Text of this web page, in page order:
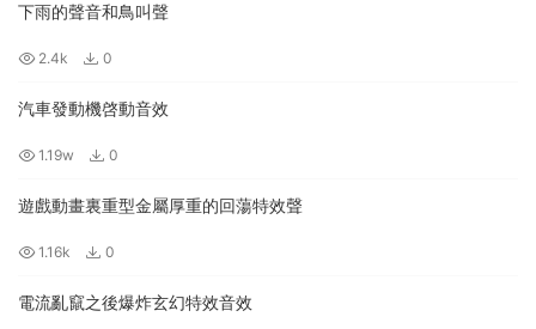
下雨的聲音和鳥叫聲
2.4k 0
汽車發動機啓動音效
1.19w 0
遊戲動畫裏重型金屬厚重的回蕩特效聲
1.16k 0
電流亂竄之後爆炸玄幻特效音效